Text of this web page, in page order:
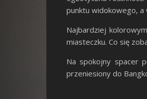
punktu widokowego,
Najbardziej
miasteczku. Co się
Na spokojny spacer
przeniesiony do